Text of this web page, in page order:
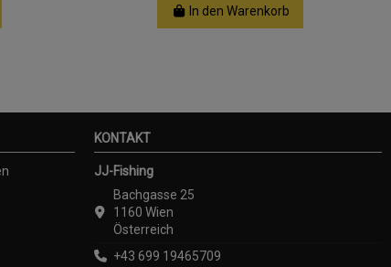
In den Warenkorb
KONTAKT
JJ-Fishing
Bachgasse 25
1160 Wien
Österreich
+43 699 19465709